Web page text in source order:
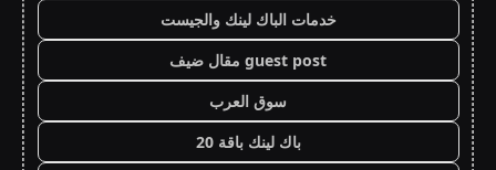
خدمات الباك لينك والجيست
guest post مقال ضيف
سوق العرب
باك لينك باقة 20